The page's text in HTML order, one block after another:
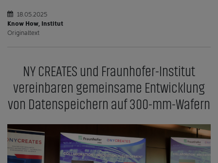
18.05.2025
Know How, Institut
Originaltext
NY CREATES und Fraunhofer-Institut
vereinbaren gemeinsame Entwicklung
von Datenspeichern auf 300-mm-Wafern